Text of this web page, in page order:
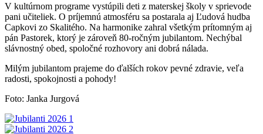
V kultúrnom programe vystúpili deti z materskej školy v sprievode
pani učiteliek. O príjemnú atmosféru sa postarala aj Ľudová hudba
Capkovi zo Skalitého. Na harmonike zahral všetkým prítomným aj
pán Pastorek, ktorý je zároveň 80-ročným jubilantom. Nechýbal
slávnostný obed, spoločné rozhovory ani dobrá nálada.
Milým jubilantom prajeme do ďalších rokov pevné zdravie, veľa
radosti, spokojnosti a pohody!
Foto: Janka Jurgová